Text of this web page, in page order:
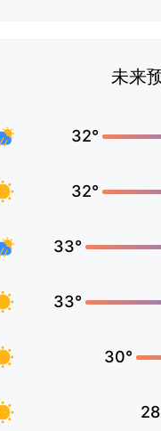
未来
32°
32°
33°
33°
30°